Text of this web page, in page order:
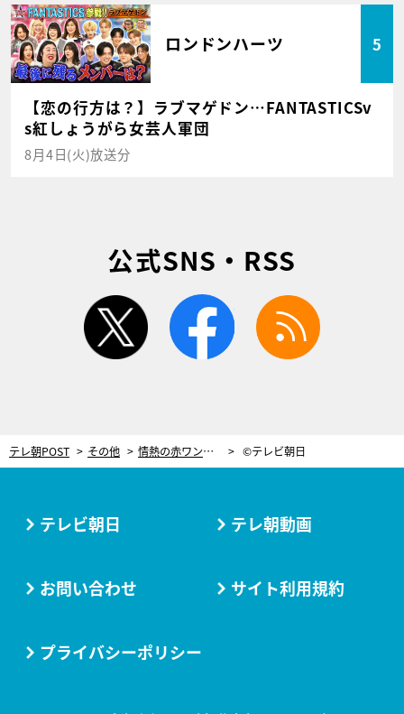
ロンドンハーツ 5
【恋の行方は？】ラブマゲドン…FANTASTICSv
s紅しょうがら女芸人軍団
8月4日(火)放送分
公式SNS・RSS
twitter facebook
テレ朝POST その他 情熱の赤ワンピで女のバトル！もう一人の悪女・波子（仲里依紗）が遂に覚醒【黒革の手帖・第2話】 ©テレビ朝日
テレビ朝日 テレ朝動画
お問い合わせ サイト利用規約
プライバシーポリシー